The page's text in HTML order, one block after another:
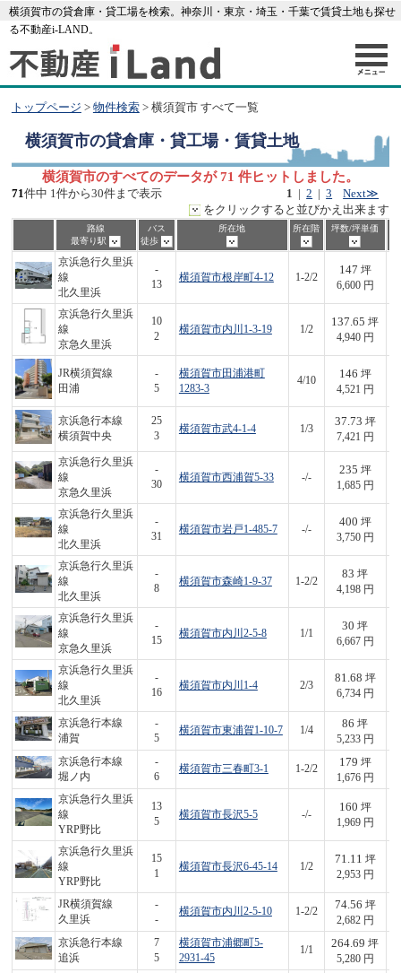
横須賀市の貸倉庫・貸工場を検索。神奈川・東京・埼玉・千葉で賃貸土地も探せ
る不動産i-LAND。
トップページ > 物件検索> 横須賀市 すべて一覧
横須賀市の貸倉庫・貸工場・賃貸土地
横須賀市のすべてのデータが 71 件ヒットしました。
1 |2 |3 Next≫
71件中 1件から30件まで表示
をクリックすると並びかえ出来ます
路線
最寄り駅
バス
徒歩
所在地 所在階 坪数/坪単価
京浜急行久里浜
線
北久里浜
-
13
横須賀市根岸町4-12 1-2/2
147 坪
6,600 円
京浜急行久里浜
線
京急久里浜
10
2
横須賀市内川1-3-19 1/2
137.65 坪
4,940 円
JR横須賀線
田浦
-
5
横須賀市田浦港町
1283-3
4/10
146 坪
4,521 円
京浜急行本線
横須賀中央
25
3
横須賀市武4-1-4 1/3
37.73 坪
7,421 円
京浜急行久里浜
線
京急久里浜
-
30
横須賀市西浦賀5-33 -/-
235 坪
1,685 円
京浜急行久里浜
線
北久里浜
-
31
横須賀市岩戸1-485-7 -/-
400 坪
3,750 円
京浜急行久里浜
線
北久里浜
-
8
横須賀市森崎1-9-37 1-2/2
83 坪
4,198 円
京浜急行久里浜
線
京急久里浜
-
15
横須賀市内川2-5-8 1/1
30 坪
6,667 円
京浜急行久里浜
線
北久里浜
-
16
横須賀市内川1-4 2/3
81.68 坪
6,734 円
京浜急行本線
浦賀
-
5
横須賀市東浦賀1-10-7 1/4
86 坪
5,233 円
京浜急行本線
堀ノ内
-
6
横須賀市三春町3-1 1-2/2
179 坪
1,676 円
京浜急行久里浜
線
YRP野比
13
5
横須賀市長沢5-5 -/-
160 坪
1,969 円
京浜急行久里浜
線
YRP野比
15
1
横須賀市長沢6-45-14 1/2
71.11 坪
2,953 円
JR横須賀線
久里浜
-
-
横須賀市内川2-5-10 1-2/2
74.56 坪
2,682 円
京浜急行本線
追浜
7
5
横須賀市浦郷町5-
2931-45
1/1
264.69 坪
5,280 円